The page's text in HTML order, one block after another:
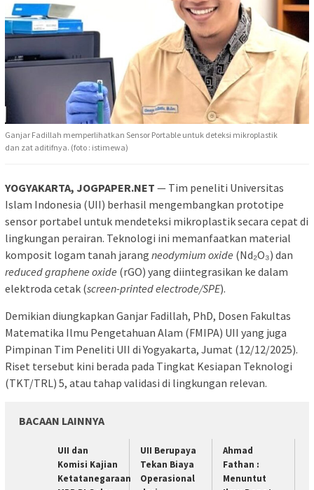
Ganjar Fadillah memperlihatkan Sensor Portable untuk deteksi mikroplastik
dan zat aditifnya. (foto : istimewa)
YOGYAKARTA, JOGPAPER.NET — Tim peneliti Universitas
Islam Indonesia (UII) berhasil mengembangkan prototipe
sensor portabel untuk mendeteksi mikroplastik secara cepat di
lingkungan perairan. Teknologi ini memanfaatkan material
komposit logam tanah jarang neodymium oxide (Nd₂O₃) dan
reduced graphene oxide (rGO) yang diintegrasikan ke dalam
elektroda cetak (screen-printed electrode/SPE).
Demikian diungkapkan Ganjar Fadillah, PhD, Dosen Fakultas
Matematika Ilmu Pengetahuan Alam (FMIPA) UII yang juga
Pimpinan Tim Peneliti UII di Yogyakarta, Jumat (12/12/2025).
Riset tersebut kini berada pada Tingkat Kesiapan Teknologi
(TKT/TRL) 5, atau tahap validasi di lingkungan relevan.
BACAAN LAINNYA
UII dan
Komisi Kajian
Ketatanegaraan
UII Berupaya
Tekan Biaya
Operasional
Ahmad
Fathan :
Menuntut